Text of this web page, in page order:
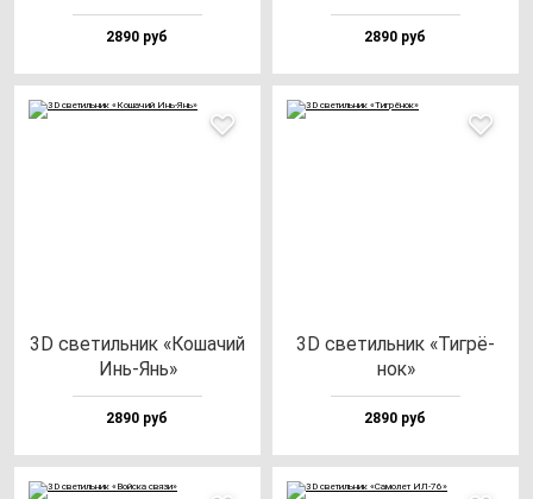
2890 руб 2890 руб
3D све­тиль­ник «Коша­чий
Инь-Янь»
2890 руб
3D све­тиль­ник «Тиг­рё­
нок»
2890 руб